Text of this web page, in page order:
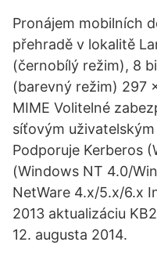
Pronájem mobilních
přehradě v lokalitě
(černobílý režim), 8
(barevný režim) 297
MIME Volitelné
síťovým
Podporuje Kerberos
(Windows NT 4.0/
NetWare 4.x/5.x/6.x
2013 aktualizáciu
12. augusta 2014.